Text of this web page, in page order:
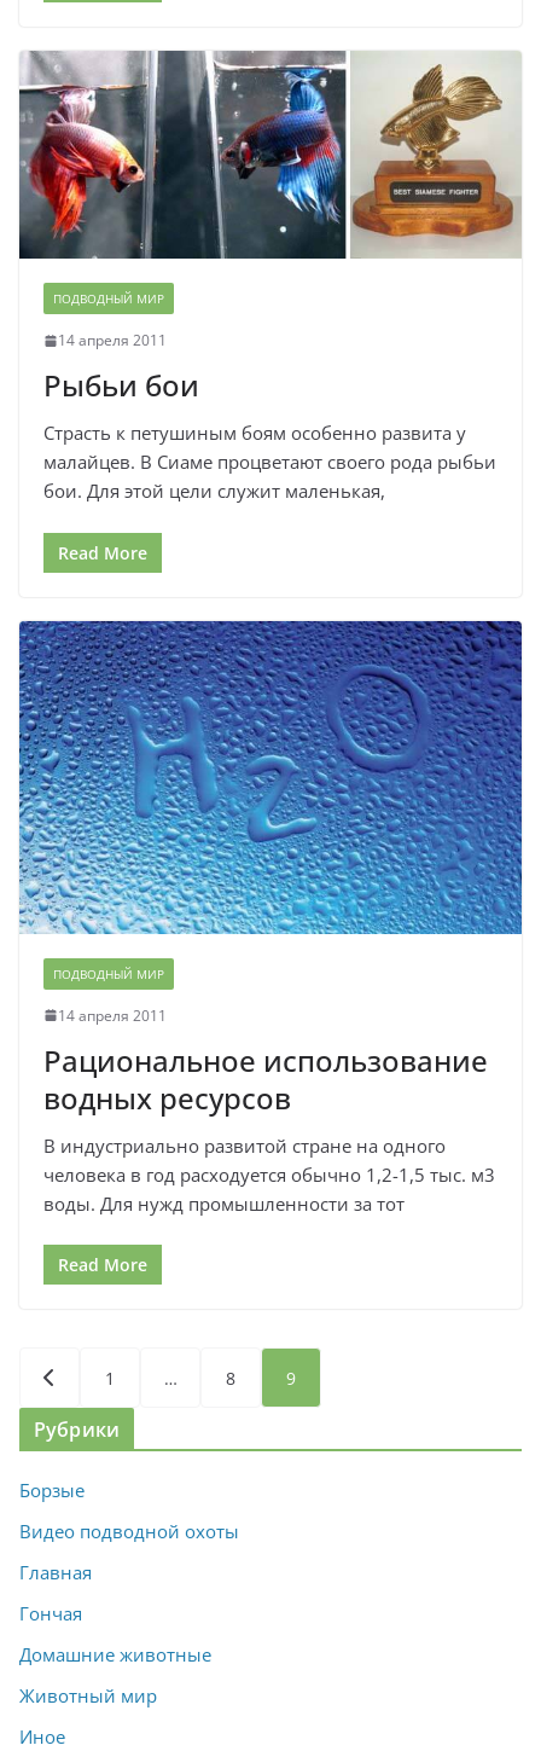
ПОДВОДНЫЙ МИР
14 апреля 2011
Рыбьи бои
Страсть к петушиным боям особенно развита у
малайцев. В Сиаме процветают своего рода рыбьи
бои. Для этой цели служит маленькая,
Read More
ПОДВОДНЫЙ МИР
14 апреля 2011
Рациональное использование
водных ресурсов
В индустриально развитой стране на одного
человека в год расходуется обычно 1,2-1,5 тыс. м3
воды. Для нужд промышленности за тот
Read More
Пагинация
записей
1 … 8 9
Рубрики
Борзые
Видео подводной охоты
Главная
Гончая
Домашние животные
Животный мир
Иное